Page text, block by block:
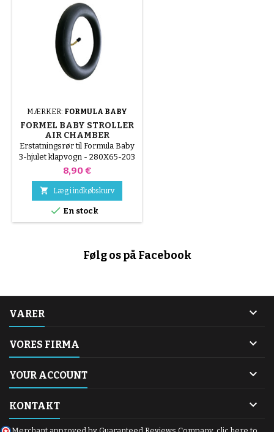
MÆRKER: FORMULA BABY
FORMEL BABY STROLLER
AIR CHAMBER
Erstatningsrør til Formula Baby
3-hjulet klapvogn - 280X65-203
Pris
8,90 €
 Læg i indkøbskurv
 En stock
Følg os på Facebook
VARER 
VORES FIRMA 
YOUR ACCOUNT 
KONTAKT 